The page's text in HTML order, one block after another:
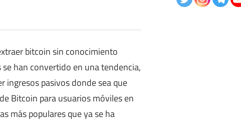
bitcoin sin conocimiento
han convertido en una tendencia,
ingresos pasivos donde sea que
Bitcoin para usuarios móviles en
más populares que ya se ha